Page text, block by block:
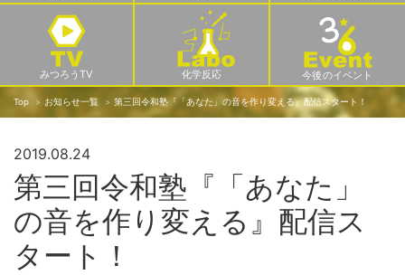
みつろうTV 化学反応 今後のイベント
Top お知らせ一覧 第三回令和塾『「あなた」の音を作り変える』配信スタート！
2019.08.24
第三回令和塾『「あなた」
の音を作り変える』配信ス
タート！